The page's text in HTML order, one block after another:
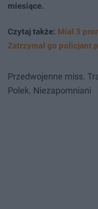
miesiące.
Czytaj także: Miał 3
Zatrzymał go policjant
Przedwojenne miss.
Polek. Niezapomniani